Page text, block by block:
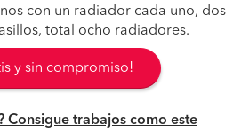
con un radiador cada uno, dos
total ocho radiadores.
y sin compromiso!
Consigue trabajos como este